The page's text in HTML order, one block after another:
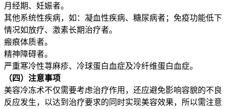
月经期、妊娠者。
其他系统性疾病，如：凝血性疾病、糖尿病者；免疫功能低下
情况如放疗、激素长期治疗者。
瘢痕体质者。
精神障碍者。
严重寒冷性荨麻疹、冷球蛋白血症及冷纤维蛋白血症。
（四）注意事项
美容冷冻术不仅需要考虑治疗作用，还应避免影响容貌的不良
反应发生，以达到治疗要求的同时实现美容效果，所以需注意